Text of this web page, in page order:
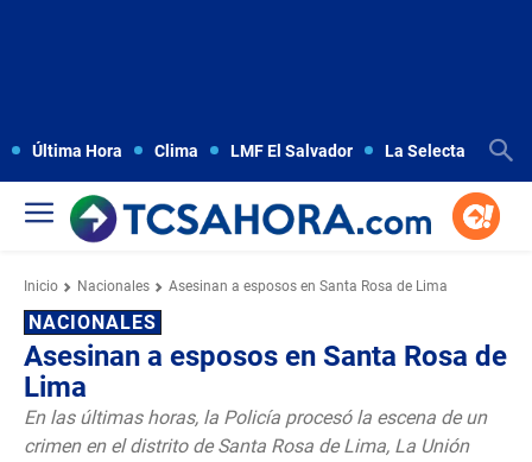
Última Hora Clima LMF El Salvador La Selecta
Inicio Nacionales Asesinan a esposos en Santa Rosa de Lima
NACIONALES
Asesinan a esposos en Santa Rosa de
Lima
En las últimas horas, la Policía procesó la escena de un
crimen en el distrito de Santa Rosa de Lima, La Unión